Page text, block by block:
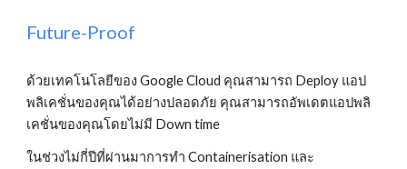
Future-Proof
ด้วยเทคโนโลยีของ Google Cloud คุณสามารถ Deploy แอป
พลิเคชั่นของคุณได้อย่างปลอดภัย คุณสามารถอัพเดตแอปพลิ
เคชั่นของคุณโดยไม่มี Down time
ในช่วงไม่กี่ปีที่ผ่านมาการทำ Containerisation และ